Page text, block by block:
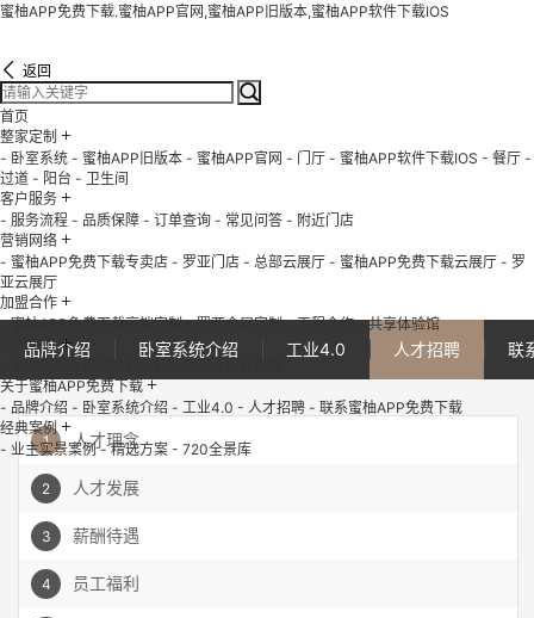
蜜柚APP免费下载,蜜柚APP官网,蜜柚APP旧版本,蜜柚APP软件下载IOS
返回
首页
整家定制 +
- 卧室系统 - 蜜柚APP旧版本 - 蜜柚APP官网 - 门厅 - 蜜柚APP软件下载IOS - 餐厅 -
过道 - 阳台 - 卫生间
客户服务 +
- 服务流程 - 品质保障 - 订单查询 - 常见问答 - 附近门店
营销网络 +
- 蜜柚APP免费下载专卖店 - 罗亚门店 - 总部云展厅 - 蜜柚APP免费下载云展厅 - 罗
亚云展厅
加盟合作 +
- 蜜柚APP免费下载高端定制 - 罗亚全屋定制 - 工程合作 - 共享体验馆
资讯中心 +
关于蜜柚APP免费下载 +
- 品牌介绍 - 卧室系统介绍 - 工业4.0 - 人才招聘 - 联系蜜柚APP免费下载
经典案例 +
- 业主实景案例 - 精选方案 - 720全景库
品牌介绍 卧室系统介绍 工业4.0 人才招聘 联
1 人才理念
2 人才发展
3 薪酬待遇
4 员工福利